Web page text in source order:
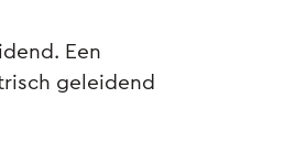
Een
geleidend